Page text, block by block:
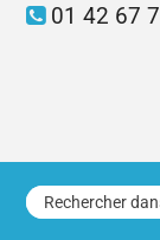
01 42 67
rechercher
dans